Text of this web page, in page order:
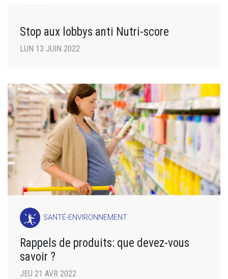
Stop aux lobbys anti Nutri-score
LUN 13 JUIN 2022
SANTÉ-ENVIRONNEMENT
Rappels de produits: que devez-vous
savoir ?
JEU 21 AVR 2022